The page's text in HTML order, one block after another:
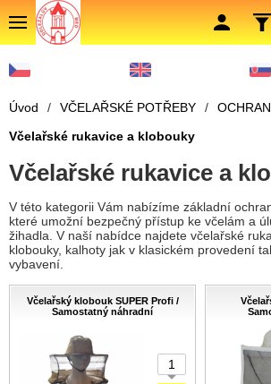
Úvod / VČELAŘSKÉ POTŘEBY /
Včelařské rukavice a klobouky
Včelařské rukavice a
V této kategorii Vám nabízíme základní
které umožní bezpečný přístup ke včelám a
žihadla. V naší nabídce najdete včelařské
klobouky, kalhoty jak v klasickém provedení
vybavení.
Včelařský klobouk SUPER Profi /
Samostatný náhradní